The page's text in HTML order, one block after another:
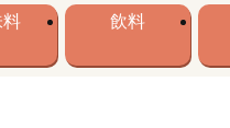
料 飲料